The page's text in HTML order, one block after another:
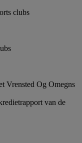
clubs
Vrensted Og Omegns
van de